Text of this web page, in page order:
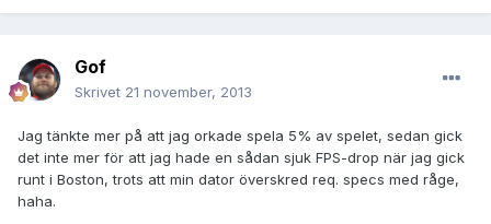
Gof
Skrivet 21 november, 2013
Jag tänkte mer på att jag orkade spela 5% av spelet, sedan gick
det inte mer för att jag hade en sådan sjuk FPS-drop när jag gick
runt i Boston, trots att min dator överskred req. specs med råge,
haha.